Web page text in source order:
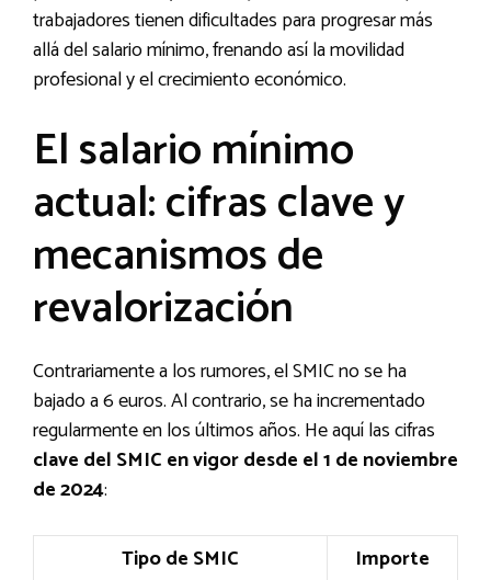
trabajadores tienen dificultades para progresar más
allá del salario mínimo, frenando así la movilidad
profesional y el crecimiento económico.
El salario mínimo
actual: cifras clave y
mecanismos de
revalorización
Contrariamente a los rumores, el SMIC no se ha
bajado a 6 euros. Al contrario, se ha incrementado
regularmente en los últimos años. He aquí las cifras
clave del SMIC en vigor desde el 1 de noviembre
de 2024:
Tipo de SMIC Importe